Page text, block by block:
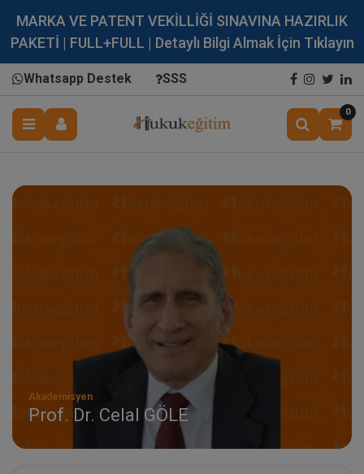
MARKA VE PATENT VEKİLLİĞİ SINAVINA HAZIRLIK
PAKETİ | FULL+FULL | Detaylı Bilgi Almak İçin Tıklayın
Whatsapp Destek SSS
0
Akademisyen
Prof. Dr. Celal GÖLE